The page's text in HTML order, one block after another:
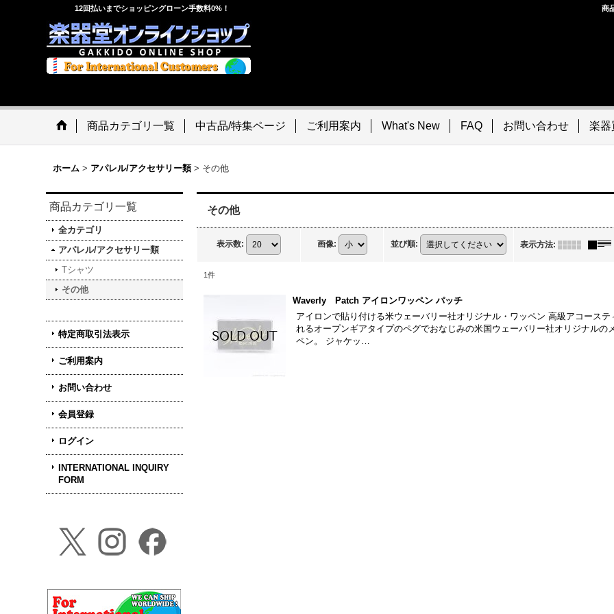
12回払いまでショッピングローン手数料0%！ 商
商品カテゴリ一覧 中古品/特集ページ ご利用案内 What's New FAQ お問い合わせ 楽器
ホーム > アパレル/アクセサリー類 > その他
商品カテゴリ一覧
全カテゴリ
アパレル/アクセサリー類
Tシャツ
その他
特定商取引法表示
ご利用案内
お問い合わせ
会員登録
ログイン
INTERNATIONAL INQUIRY
FORM
その他
表示数: 画像: 並び順: 表示方法:
1件
Waverly Patch アイロンワッペン パッチ
アイロンで貼り付ける米ウェーバリー社オリジナル・ワッペン 高級アコーステ
れるオープンギアタイプのペグでおなじみの米国ウェーバリー社オリジナルの
ペン。 ジャケッ…